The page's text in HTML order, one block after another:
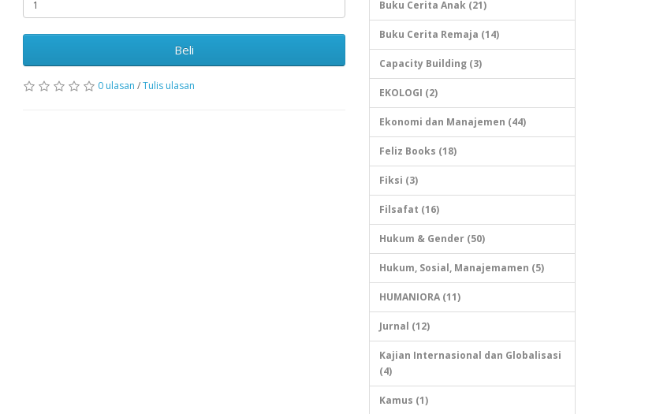
Beli
0 ulasan /Tulis ulasan
Buku Cerita Anak (21)
Buku Cerita Remaja (14)
Capacity Building (3)
EKOLOGI (2)
Ekonomi dan Manajemen (44)
Feliz Books (18)
Fiksi (3)
Filsafat (16)
Hukum & Gender (50)
Hukum, Sosial, Manajemamen (5)
HUMANIORA (11)
Jurnal (12)
Kajian Internasional dan Globalisasi
(4)
Kamus (1)